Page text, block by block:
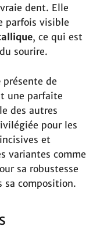
dent. Elle
parfois visible
, ce qui est
sourire.
présente de
une parfaite
des autres
pour les
et
variantes comme
sa robustesse
sa composition.